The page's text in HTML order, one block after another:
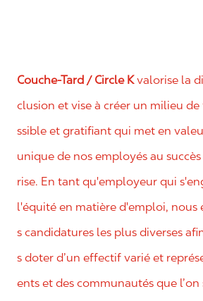
Couche-Tard / Circle Kvalorise la
clusion et vise à créer un milieu de
ssible et gratifiant qui met en
unique de nos employés au
rise. En tant qu'employeur qui
l'équité en matière d'emploi, nous
s candidatures les plus diverses
s doter d’un effectif varié et
ents et des communautés que l’on